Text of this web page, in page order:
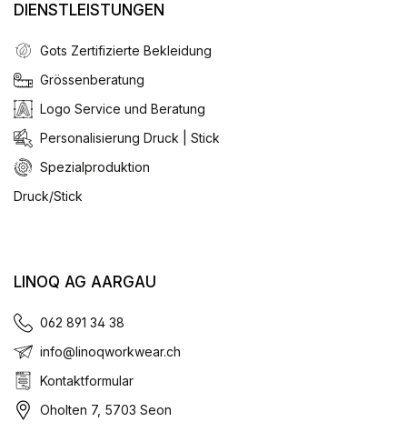
DIENSTLEISTUNGEN
Gots Zertifizierte Bekleidung
Grössenberatung
Logo Service und Beratung
Personalisierung Druck | Stick
Spezialproduktion
Druck/Stick
LINOQ AG AARGAU
062 891 34 38
info@linoqworkwear.ch
Kontaktformular
Oholten 7, 5703 Seon